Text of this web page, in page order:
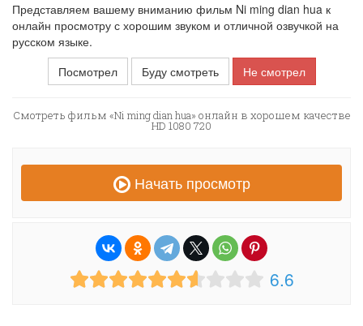
Представляем вашему вниманию фильм Ni ming dian hua к
онлайн просмотру с хорошим звуком и отличной озвучкой на
русском языке.
Посмотрел
Буду смотреть Не смотрел
Смотреть фильм «Ni ming dian hua» онлайн в хорошем качестве
HD 1080 720
Начать просмотр
6.6